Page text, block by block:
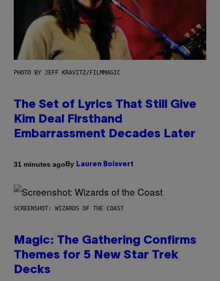
PHOTO BY JEFF KRAVITZ/FILMMAGIC
The Set of Lyrics That Still Give
Kim Deal Firsthand
Embarrassment Decades Later
31 minutes agoBy Lauren Boisvert
SCREENSHOT: WIZARDS OF THE COAST
Magic: The Gathering Confirms
Themes for 5 New Star Trek
Decks